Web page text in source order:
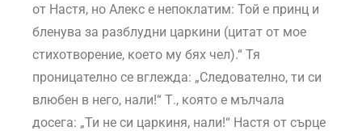
от Настя, но Алекс е непоклатим: Той е принц и
бленува за разблудни царкини (цитат от мое
стихотворение, което му бях чел).“ Тя
проницателно се вглежда: „Следователно, ти си
влюбен в него, нали!“ Т., която е мълчала
досега: „Ти не си царкиня, нали!“ Настя от сърце